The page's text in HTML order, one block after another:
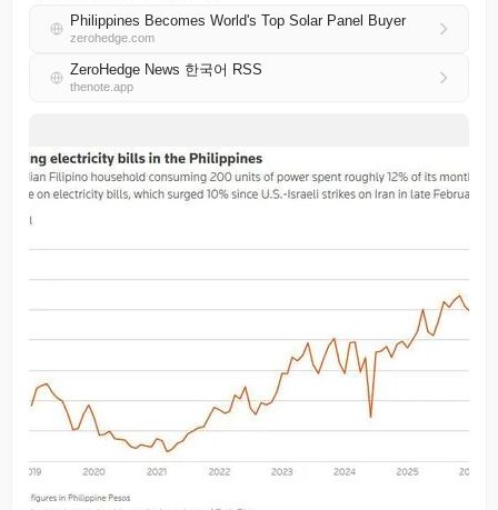
Philippines Becomes World's Top Solar Panel Buyer
zerohedge.com
ZeroHedge News 한국어 RSS
thenote.app